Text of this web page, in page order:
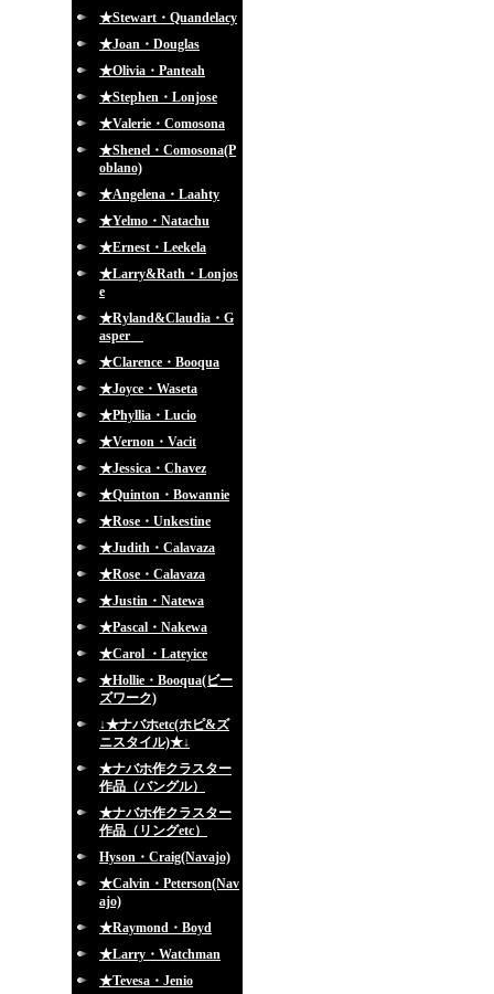
★Stewart・Quandelacy
★Joan・Douglas
★Olivia・Panteah
★Stephen・Lonjose
★Valerie・Comosona
★Shenel・Comosona(P
oblano)
★Angelena・Laahty
★Yelmo・Natachu
★Ernest・Leekela
★Larry&Rath・Lonjos
e
★Ryland&Claudia・G
asper
★Clarence・Booqua
★Joyce・Waseta
★Phyllia・Lucio
★Vernon・Vacit
★Jessica・Chavez
★Quinton・Bowannie
★Rose・Unkestine
★Judith・Calavaza
★Rose・Calavaza
★Justin・Natewa
★Pascal・Nakewa
★Carol ・Lateyice
★Hollie・Booqua(ビー
ズワーク)
↓★ナバホetc(ホピ&ズ
ニスタイル)★↓
★ナバホ作クラスター
作品（バングル）
★ナバホ作クラスター
作品（リングetc）
Hyson・Craig(Navajo)
★Calvin・Peterson(Nav
ajo)
★Raymond・Boyd
★Larry・Watchman
★Tevesa・Jenio